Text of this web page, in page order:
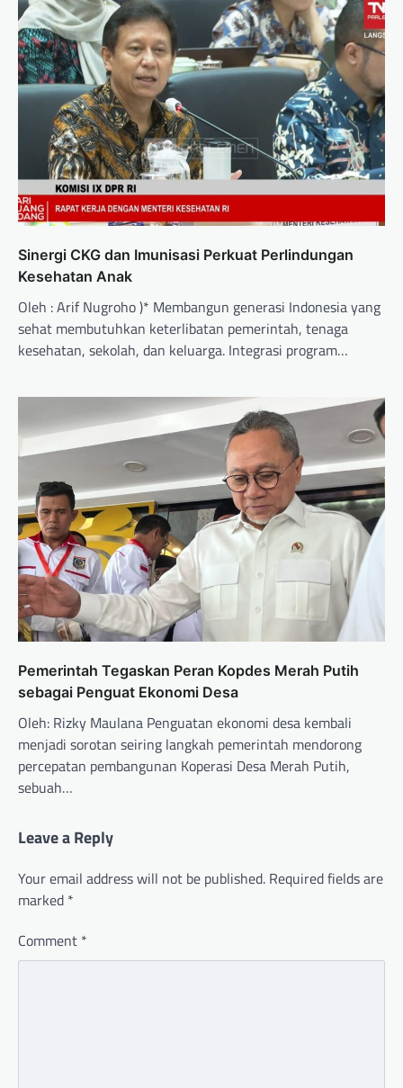
Sinergi CKG dan Imunisasi Perkuat Perlindungan
Kesehatan Anak
Oleh : Arif Nugroho )* Membangun generasi Indonesia yang
sehat membutuhkan keterlibatan pemerintah, tenaga
kesehatan, sekolah, dan keluarga. Integrasi program…
Pemerintah Tegaskan Peran Kopdes Merah Putih
sebagai Penguat Ekonomi Desa
Oleh: Rizky Maulana Penguatan ekonomi desa kembali
menjadi sorotan seiring langkah pemerintah mendorong
percepatan pembangunan Koperasi Desa Merah Putih,
sebuah…
Leave a Reply
Your email address will not be published. Required fields are
marked *
Comment *